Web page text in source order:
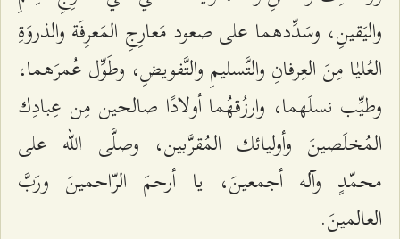
واليَقينِ، وسَدِّدهما على صعود مَعارِجِ المَعرِفَة والذروَةِ
العُلیٰا مِنَ العِرفانِ والتَّسليمِ والتَّفويضِ، وطَوِّل عُمرَهما،
وطيِّب نسلَهما، وارزُقهُما أولادًا صالحين مِن عِبادِك
المُخلَصينَ وأوليائك المُقرَّبين، وصلَّى الله على
محمّدٍ وآله أجمعينَ، يا أرحمَ الرّاحمينَ ورَبَّ
العالمينَ.